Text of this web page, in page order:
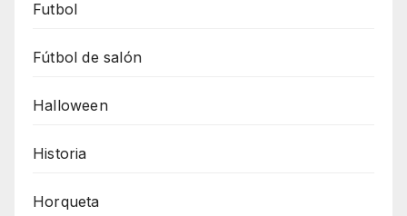
Futbol
Fútbol de salón
Halloween
Historia
Horqueta